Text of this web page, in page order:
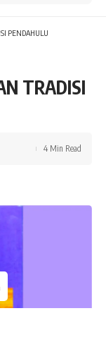
PENDAHULU
TRADISI
4 Min Read